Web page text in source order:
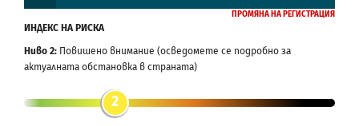
ПРОМЯНА НА РЕГИСТРАЦИЯ
ИНДЕКС НА РИСКА
Ниво 2: Повишено внимание (осведомете се подробно за
актуалната обстановка в страната)
2